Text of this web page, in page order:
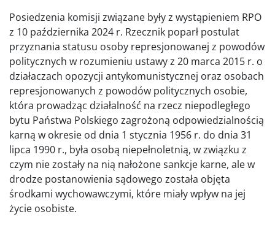
Posiedzenia komisji związane były z wystąpieniem RPO
z 10 października 2024 r. Rzecznik poparł postulat
przyznania statusu osoby represjonowanej z powodów
politycznych w rozumieniu ustawy z 20 marca 2015 r. o
działaczach opozycji antykomunistycznej oraz osobach
represjonowanych z powodów politycznych osobie,
która prowadząc działalność na rzecz niepodległego
bytu Państwa Polskiego zagrożoną odpowiedzialnością
karną w okresie od dnia 1 stycznia 1956 r. do dnia 31
lipca 1990 r., była osobą niepełnoletnią, w związku z
czym nie zostały na nią nałożone sankcje karne, ale w
drodze postanowienia sądowego została objęta
środkami wychowawczymi, które miały wpływ na jej
życie osobiste.